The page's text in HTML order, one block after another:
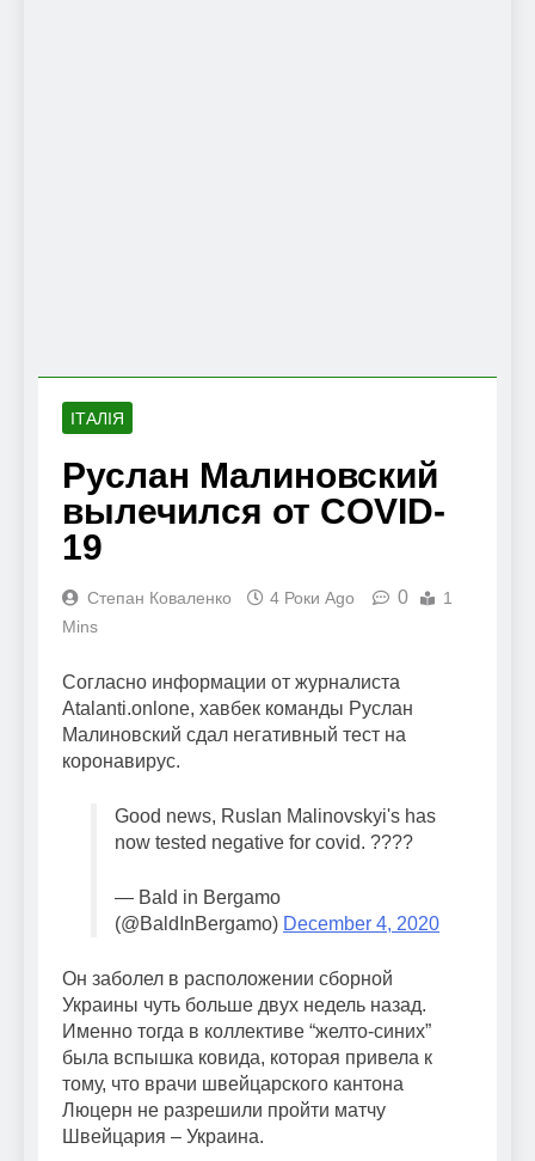
ІТАЛІЯ
Руслан Малиновский
вылечился от COVID-
19
Степан Коваленко 4 Роки Ago 0
1
Mins
Согласно информации от журналиста
Аtalanti.onlone, хавбек команды Руслан
Малиновский сдал негативный тест на
коронавирус.
Good news, Ruslan Malinovskyi's has
now tested negative for covid. ????
— Bald in Bergamo
(@BaldInBergamo) December 4, 2020
Он заболел в расположении сборной
Украины чуть больше двух недель назад.
Именно тогда в коллективе “желто-синих”
была вспышка ковида, которая привела к
тому, что врачи швейцарского кантона
Люцерн не разрешили пройти матчу
Швейцария – Украина.